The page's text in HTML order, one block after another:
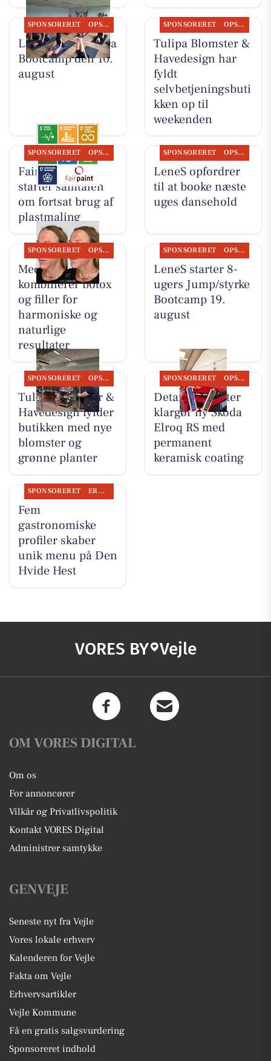
SPONSORERET OPSLAGSTAVLEN
LeneS starter Yoga
Bootcamp den 10.
august
SPONSORERET OPSLAGSTAVLEN
Tulipa Blomster &
Havedesign har
fyldt
selvbetjeningsbuti
kken op til
weekenden
SPONSORERET OPSLAGSTAVLEN
Fairpaint ApS
starter samtalen
om fortsat brug af
plastmaling
SPONSORERET OPSLAGSTAVLEN
LeneS opfordrer
til at booke næste
uges dansehold
SPONSORERET OPSLAGSTAVLEN
MediSkin
kombinerer botox
og filler for
harmoniske og
naturlige
resultater
SPONSORERET OPSLAGSTAVLEN
LeneS starter 8-
ugers Jump/styrke
Bootcamp 19.
august
SPONSORERET OPSLAGSTAVLEN
Tulipa Blomster &
Havedesign fylder
butikken med nye
blomster og
grønne planter
SPONSORERET OPSLAGSTAVLEN
Detailing Center
klargør ny Skoda
Elroq RS med
permanent
keramisk coating
SPONSORERET ERHVERV
Fem
gastronomiske
profiler skaber
unik menu på Den
Hvide Hest
VORES BY Vejle
OM VORES DIGITAL
Om os
For annoncører
Vilkår og Privatlivspolitik
Kontakt VORES Digital
Administrer samtykke
GENVEJE
Seneste nyt fra Vejle
Vores lokale erhverv
Kalenderen for Vejle
Fakta om Vejle
Erhvervsartikler
Vejle Kommune
Få en gratis salgsvurdering
Sponsoreret indhold